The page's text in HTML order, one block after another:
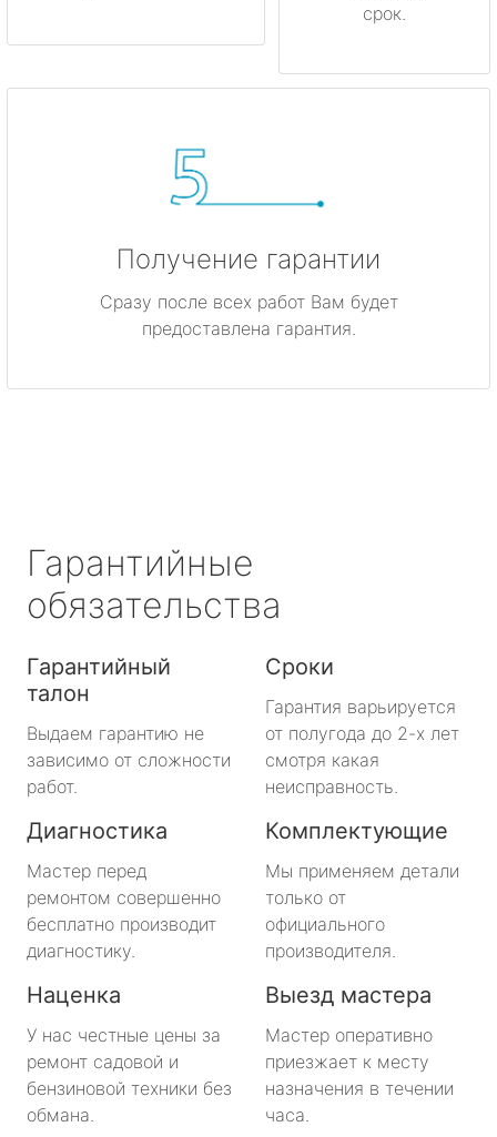
срок.
Получение гарантии
Сразу после всех работ Вам будет
предоставлена гарантия.
Гарантийные
обязательства
Гарантийный
талон
Выдаем гарантию не
зависимо от сложности
работ.
Сроки
Гарантия варьируется
от полугода до 2-х лет
смотря какая
неисправность.
Диагностика
Мастер перед
ремонтом совершенно
бесплатно производит
диагностику.
Комплектующие
Мы применяем детали
только от
официального
производителя.
Наценка
У нас честные цены за
ремонт садовой и
бензиновой техники без
обмана.
Выезд мастера
Мастер оперативно
приезжает к месту
назначения в течении
часа.